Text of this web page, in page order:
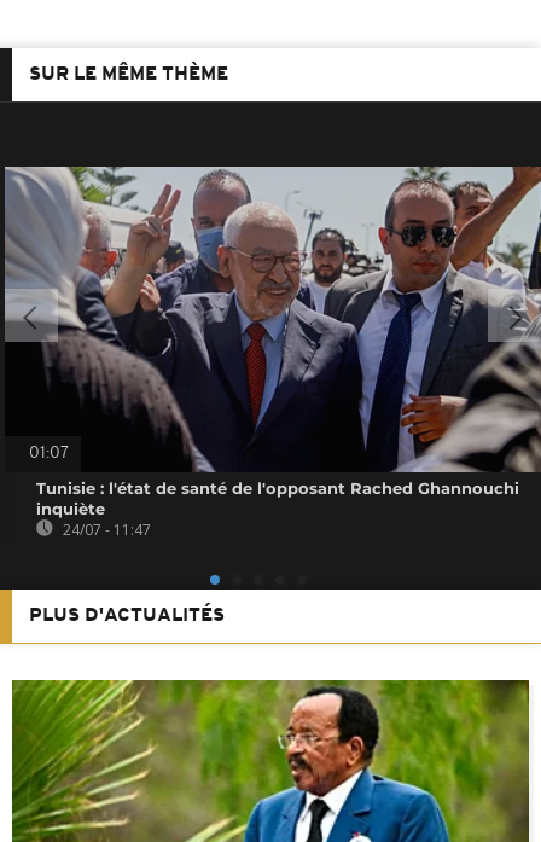
SUR LE MÊME THÈME
01:07
Tunisie : l'état de santé de l'opposant Rached Ghannouchi
inquiète
24/07 - 11:47
PLUS D'ACTUALITÉS